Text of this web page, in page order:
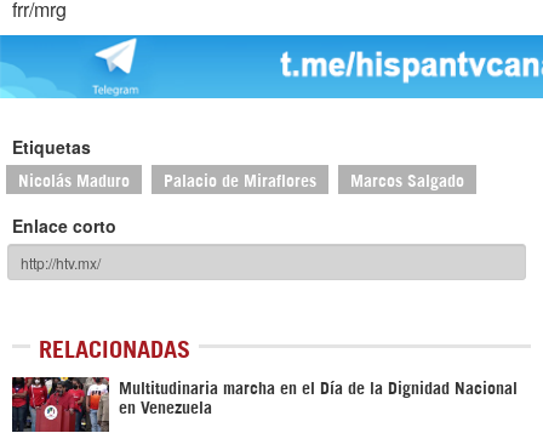
frr/mrg
Etiquetas
Nicolás Maduro Palacio de Miraflores Marcos Salgado
Enlace corto
RELACIONADAS
Multitudinaria marcha en el Día de la Dignidad Nacional
en Venezuela